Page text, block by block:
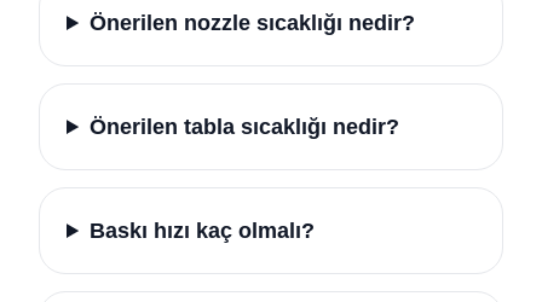
Önerilen nozzle sıcaklığı nedir?
Önerilen tabla sıcaklığı nedir?
Baskı hızı kaç olmalı?